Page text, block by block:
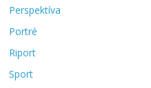
Perspektíva
Portré
Riport
Sport